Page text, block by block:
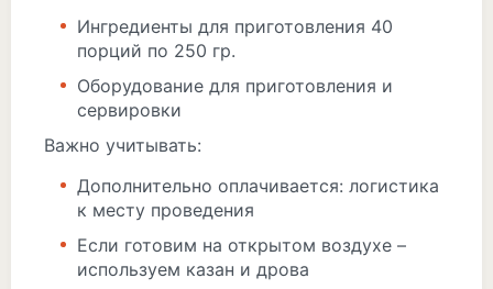
Ингредиенты для приготовления 40
порций по 250 гр.
Оборудование для приготовления и
сервировки
Важно учитывать:
Дополнительно оплачивается: логистика
к месту проведения
Если готовим на открытом воздухе –
используем казан и дрова